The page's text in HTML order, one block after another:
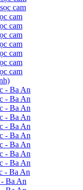
cam
cam
cam
cam
cam
cam
cam
cam
- Ba An
- Ba An
- Ba An
- Ba An
- Ba An
- Ba An
- Ba An
- Ba An
- Ba An
- Ba An
Ba An